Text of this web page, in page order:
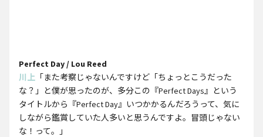
Perfect Day / Lou Reed
川上 「また考察じゃないんですけど「ちょっとこうだった
な？」と僕が思ったのが、多分この『Perfect Days』という
タイトルから『Perfect Day』いつかかるんだろうって、気に
しながら鑑賞していた人多いと思うんですよ。冒頭じゃない
な！って。」